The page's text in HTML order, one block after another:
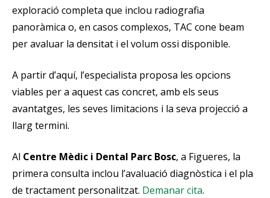
exploració completa que inclou radiografia
panoràmica o, en casos complexos, TAC cone beam
per avaluar la densitat i el volum ossi disponible.
A partir d’aquí, l’especialista proposa les opcions
viables per a aquest cas concret, amb els seus
avantatges, les seves limitacions i la seva projecció a
llarg termini.
Al Centre Mèdic i Dental Parc Bosc, a Figueres, la
primera consulta inclou l’avaluació diagnòstica i el pla
de tractament personalitzat. Demanar cita.